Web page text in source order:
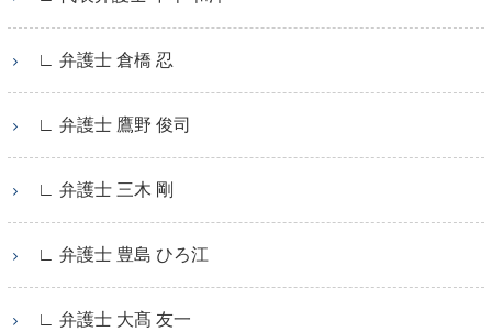
∟ 弁護士 倉橋 忍
∟ 弁護士 鷹野 俊司
∟ 弁護士 三木 剛
∟ 弁護士 豊島 ひろ江
∟ 弁護士 大髙 友一